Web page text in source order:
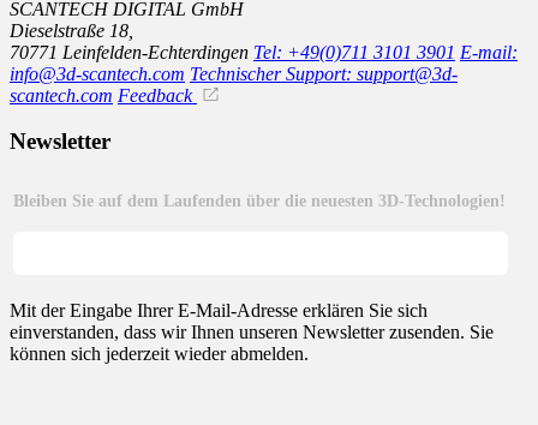
SCANTECH DIGITAL GmbH
Dieselstraße 18,
70771 Leinfelden-Echterdingen Tel: +49(0)711 3101 3901 E-mail:
info@3d-scantech.com Technischer Support: support@3d-
scantech.com Feedback
Newsletter